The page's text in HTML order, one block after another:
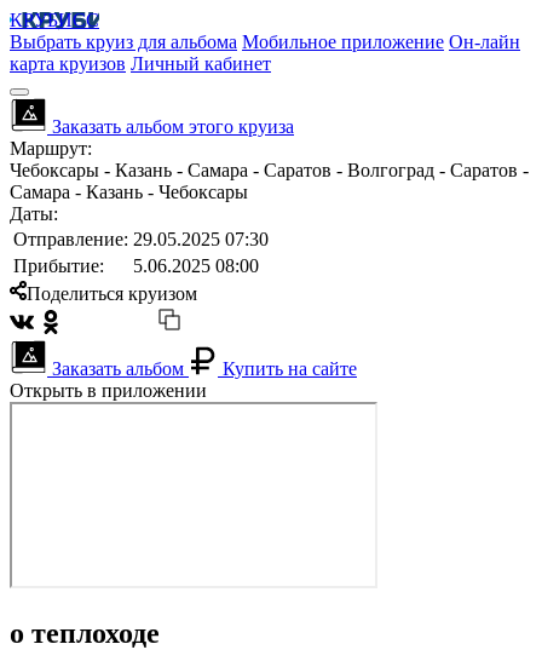
КРУБИСС
Выбрать круиз для альбома Мобильное приложение Он-лайн
карта круизов Личный кабинет
Заказать альбом этого круиза
Маршрут:
Чебоксары - Казань - Самара - Саратов - Волгоград - Саратов -
Самара - Казань - Чебоксары
Даты:
Отправление: 29.05.2025 07:30
Прибытие:
5.06.2025 08:00
Поделиться круизом
Заказать альбом
Купить на сайте
Открыть в приложении
о теплоходе